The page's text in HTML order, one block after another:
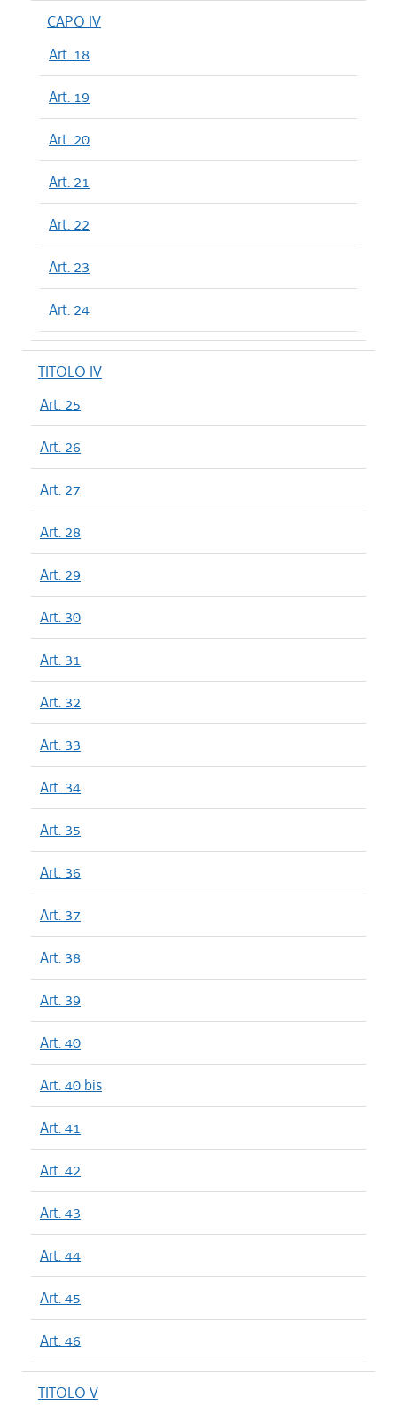
CAPO IV
Art. 18
Art. 19
Art. 20
Art. 21
Art. 22
Art. 23
Art. 24
TITOLO IV
Art. 25
Art. 26
Art. 27
Art. 28
Art. 29
Art. 30
Art. 31
Art. 32
Art. 33
Art. 34
Art. 35
Art. 36
Art. 37
Art. 38
Art. 39
Art. 40
Art. 40 bis
Art. 41
Art. 42
Art. 43
Art. 44
Art. 45
Art. 46
TITOLO V